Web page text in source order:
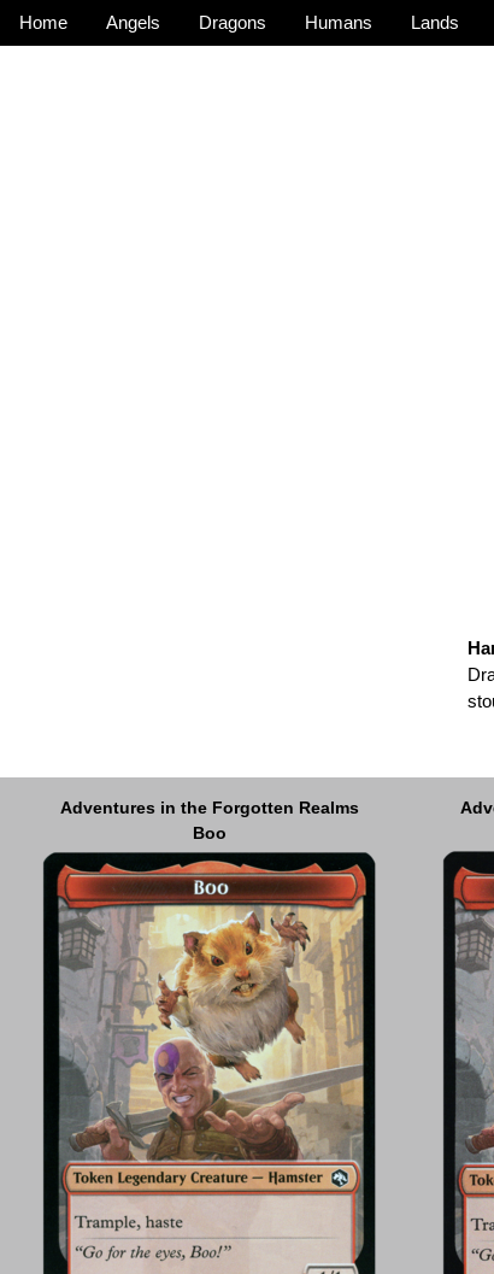
Home Angels Dragons Humans Lands
Adventures in the Forgotten Realms
Boo
ROLL FOR INITIATIVE
MTGstory.com